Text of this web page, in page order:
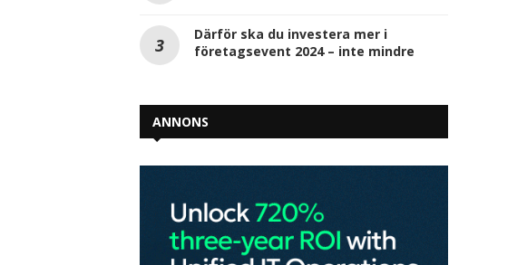
Därför ska du investera mer i
företagsevent 2024 – inte mindre
ANNONS